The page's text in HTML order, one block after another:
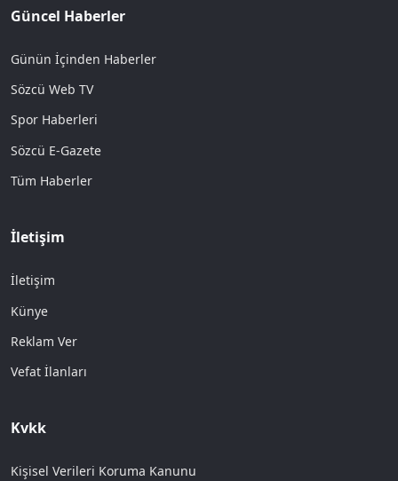
Güncel Haberler
Günün İçinden Haberler
Sözcü Web TV
Spor Haberleri
Sözcü E-Gazete
Tüm Haberler
İletişim
İletişim
Künye
Reklam Ver
Vefat İlanları
Kvkk
Kişisel Verileri Koruma Kanunu